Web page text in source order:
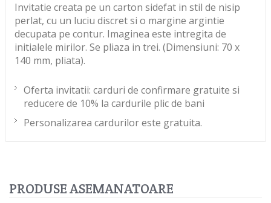
Invitatie creata pe un carton sidefat in stil de nisip
perlat, cu un luciu discret si o margine argintie
decupata pe contur. Imaginea este intregita de
initialele mirilor. Se pliaza in trei. (Dimensiuni: 70 x
140 mm, pliata).
Oferta invitatii: carduri de confirmare gratuite si
reducere de 10% la cardurile plic de bani
Personalizarea cardurilor este gratuita.
PRODUSE ASEMANATOARE